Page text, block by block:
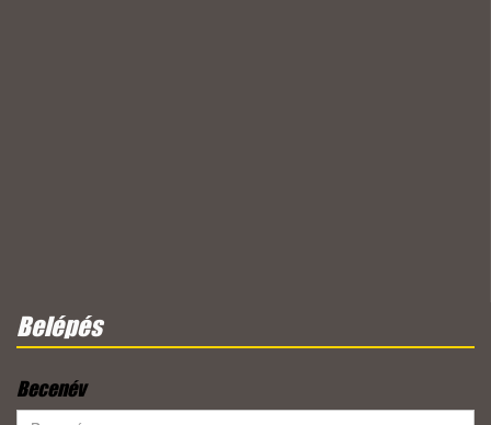
Belépés
Becenév